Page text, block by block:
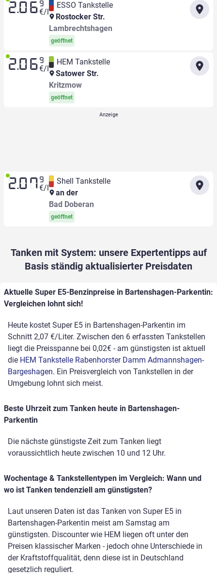
2.06 9
€/l
ESSO Tankstelle
Rostocker Str.
Lambrechtshagen
geöffnet
2.06 9
€/l
HEM Tankstelle
Satower Str.
Kritzmow
geöffnet
2.07 9
€/l
Shell Tankstelle
an der
Bad Doberan
geöffnet
Tanken mit System: unsere Expertentipps auf
Basis ständig aktualisierter Preisdaten
Aktuelle Super E5-Benzinpreise in Bartenshagen-Parkentin:
Vergleichen lohnt sich!
Heute kostet Super E5 in Bartenshagen-Parkentin im
Schnitt 2,07 €/Liter. Zwischen den 6 erfassten Tankstellen
liegt die Preisspanne bei 0,02€ - am günstigsten ist aktuell
die HEM Tankstelle Rabenhorster Damm Admannshagen-
Bargeshagen. Ein Preisvergleich von Tankstellen in der
Umgebung lohnt sich meist.
Beste Uhrzeit zum Tanken heute in Bartenshagen-
Parkentin
Die nächste günstigste Zeit zum Tanken liegt
voraussichtlich heute zwischen 10 und 12 Uhr.
Wochentage & Tankstellentypen im Vergleich: Wann und
wo ist Tanken tendenziell am günstigsten?
Laut unseren Daten ist das Tanken von Super E5 in
Bartenshagen-Parkentin meist am Samstag am
günstigsten. Discounter wie HEM liegen oft unter den
Preisen klassischer Marken - jedoch ohne Unterschiede in
der Kraftstoffqualität, denn diese ist in Deutschland
gesetzlich reguliert.